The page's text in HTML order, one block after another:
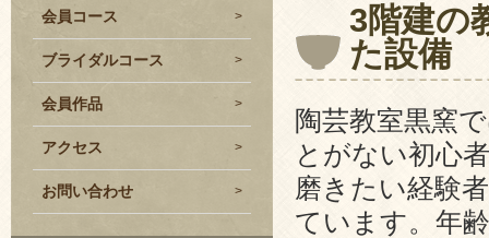
会員コース
ブライダルコース
会員作品
アクセス
お問い合わせ
3階建の
た設備
陶芸教室黒窯
とがない初心
磨きたい経験
ています。年